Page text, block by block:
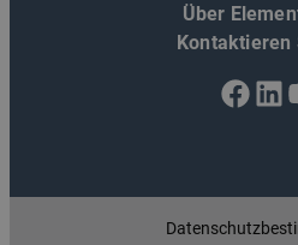
Über
Kontaktieren